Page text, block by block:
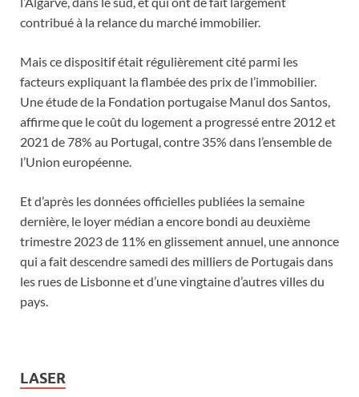
contribué à la relance du marché immobilier.
Mais ce dispositif était régulièrement cité parmi les
facteurs expliquant la flambée des prix de l’immobilier.
Une étude de la Fondation portugaise Manul dos Santos,
affirme que le coût du logement a progressé entre 2012 et
2021 de 78% au Portugal, contre 35% dans l’ensemble de
l’Union européenne.
Et d’après les données officielles publiées la semaine
dernière, le loyer médian a encore bondi au deuxième
trimestre 2023 de 11% en glissement annuel, une annonce
qui a fait descendre samedi des milliers de Portugais dans
les rues de Lisbonne et d’une vingtaine d’autres villes du
pays.
LASER